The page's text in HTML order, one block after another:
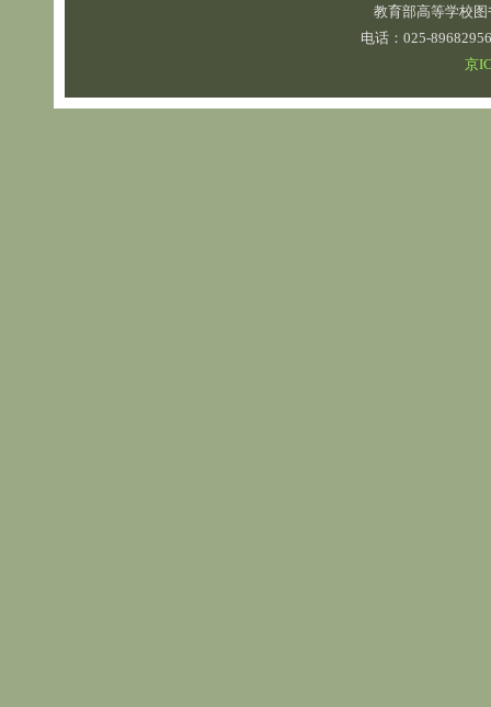
教育部高等学校
电话：025-
京